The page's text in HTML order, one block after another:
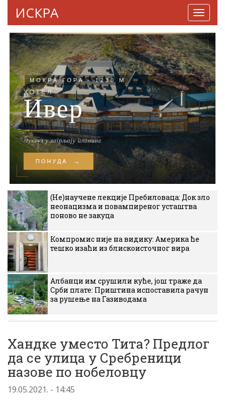
ИСКРА
(Не)научене лекције Пребиловаца: Док зло
неонацизма и повампиреног усташтва
поново не закуца
Компромис није на видику: Америка ће
тешко изаћи из блискоисточног вира
Албанци им срушили куће, још траже да
Срби плате: Приштина испоставила рачун
за рушење на Газиводама
Хандке уместо Тита? Предлог
да се улица у Сребреници
назове по нобеловцу
19.05.2021. - 14:45